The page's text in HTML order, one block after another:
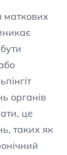
маткових
органів
це
таких як